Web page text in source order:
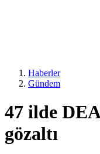
Haberler
Gündem
47 ilde
gözaltı